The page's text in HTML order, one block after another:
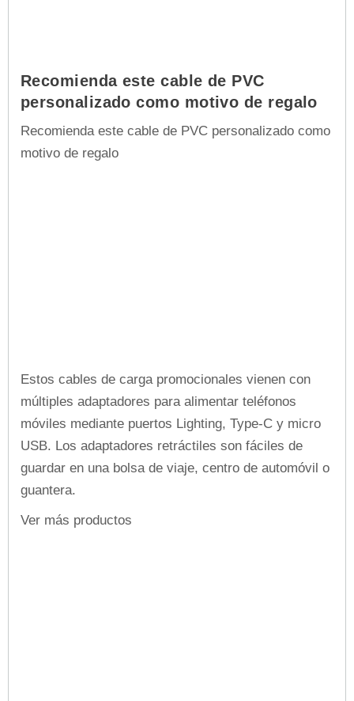
Recomienda este cable de PVC
personalizado como motivo de regalo
Recomienda este cable de PVC personalizado como
motivo de regalo
Estos cables de carga promocionales vienen con
múltiples adaptadores para alimentar teléfonos
móviles mediante puertos Lighting, Type-C y micro
USB. Los adaptadores retráctiles son fáciles de
guardar en una bolsa de viaje, centro de automóvil o
guantera.
Ver más productos